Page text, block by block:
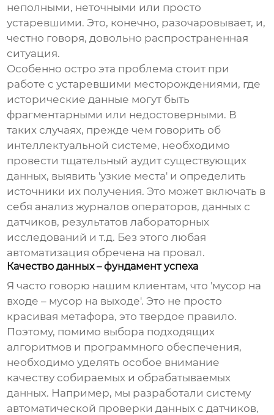
неполными, неточными или просто
устаревшими. Это, конечно, разочаровывает, и,
честно говоря, довольно распространенная
ситуация.
Особенно остро эта проблема стоит при
работе с устаревшими месторождениями, где
исторические данные могут быть
фрагментарными или недостоверными. В
таких случаях, прежде чем говорить об
интеллектуальной системе, необходимо
провести тщательный аудит существующих
данных, выявить 'узкие места' и определить
источники их получения. Это может включать в
себя анализ журналов операторов, данных с
датчиков, результатов лабораторных
исследований и т.д. Без этого любая
автоматизация обречена на провал.
Качество данных – фундамент успеха
Я часто говорю нашим клиентам, что 'мусор на
входе – мусор на выходе'. Это не просто
красивая метафора, это твердое правило.
Поэтому, помимо выбора подходящих
алгоритмов и программного обеспечения,
необходимо уделять особое внимание
качеству собираемых и обрабатываемых
данных. Например, мы разработали систему
автоматической проверки данных с датчиков,